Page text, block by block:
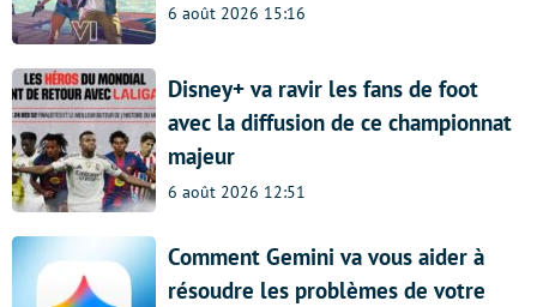
6 août 2026 15:16
Disney+ va ravir les fans de foot
avec la diffusion de ce championnat
majeur
6 août 2026 12:51
Comment Gemini va vous aider à
résoudre les problèmes de votre